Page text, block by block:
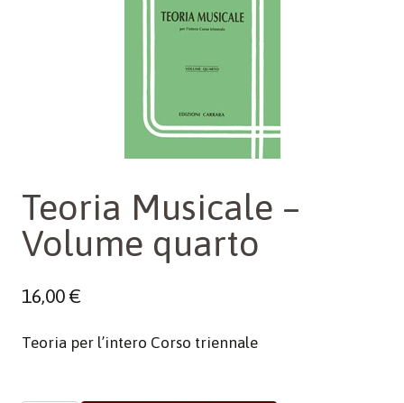
Teoria Musicale –
Volume quarto
16,00€
Teoria per l’intero Corso triennale